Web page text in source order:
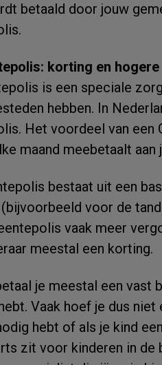
betaald door jouw
korting en
is een speciale
hebben. In
Het voordeel van een
maand meebetaalt
bestaat uit een
voor de
vaak meer
meestal een korting.
je meestal een vast
Vaak hoef je dus
hebt of als je kind
zit voor kinderen in de